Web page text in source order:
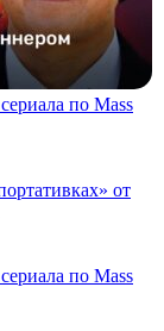
по Mass
от
по Mass